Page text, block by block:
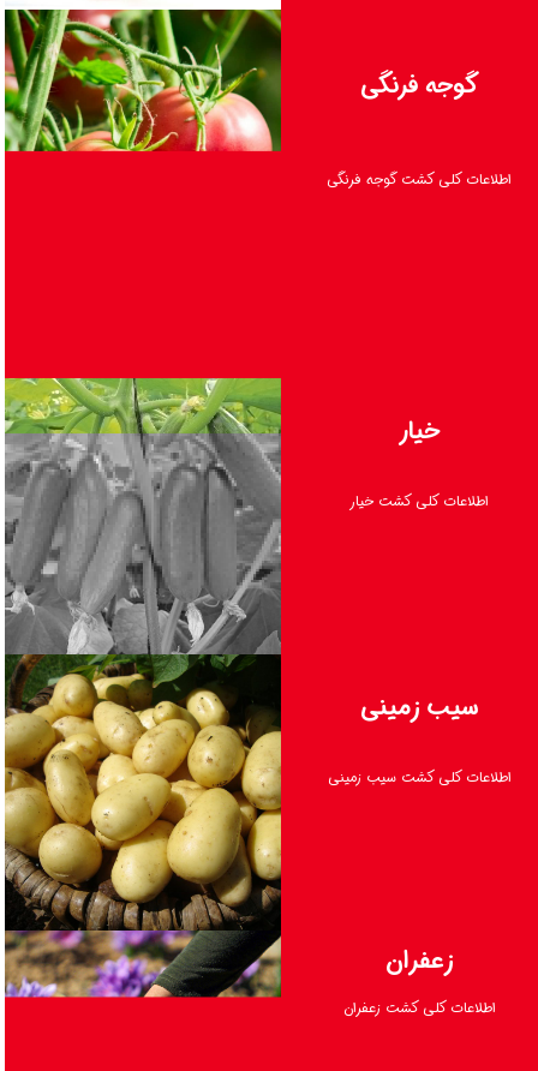
گوجه فرنگی
اطلاعات کلی کشت گوجه فرنگی
خیار
اطلاعات کلی کشت خیار
سیب زمینی
اطلاعات کلی کشت سیب زمینی
زعفران
اطلاعات کلی کشت زعفران